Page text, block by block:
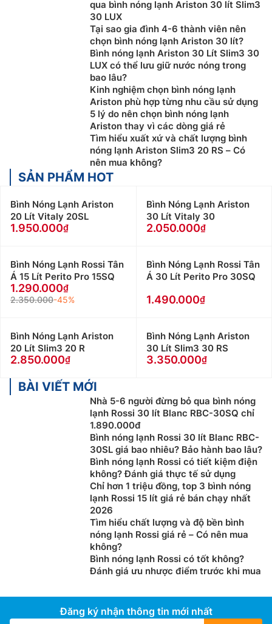
qua bình nóng lạnh Ariston 30 lít Slim3
30 LUX
Tại sao gia đình 4-6 thành viên nên
chọn bình nóng lạnh Ariston 30 lít?
Bình nóng lạnh Ariston 30 Lít Slim3 30
LUX có thể lưu giữ nước nóng trong
bao lâu?
Kinh nghiệm chọn bình nóng lạnh
Ariston phù hợp từng nhu cầu sử dụng
5 lý do nên chọn bình nóng lạnh
Ariston thay vì các dòng giá rẻ
Tìm hiểu xuất xứ và chất lượng bình
nóng lạnh Ariston Slim3 20 RS – Có
nên mua không?
SẢN PHẨM HOT
Bình Nóng Lạnh Ariston
20 Lít Vitaly 20SL
1.950.000
Bình Nóng Lạnh Ariston
30 Lít Vitaly 30
2.050.000
Bình Nóng Lạnh Rossi Tân
Á 15 Lít Perito Pro 15SQ
1.290.000
2.350.000-45%
Bình Nóng Lạnh Rossi Tân
Á 30 Lít Perito Pro 30SQ
1.490.000
Bình Nóng Lạnh Ariston
20 Lít Slim3 20 R
2.850.000
Bình Nóng Lạnh Ariston
30 Lít Slim3 30 RS
3.350.000
BÀI VIẾT MỚI
Nhà 5-6 người đừng bỏ qua bình nóng
lạnh Rossi 30 lít Blanc RBC-30SQ chỉ
1.890.000đ
Bình nóng lạnh Rossi 30 lít Blanc RBC-
30SL giá bao nhiêu? Bảo hành bao lâu?
Bình nóng lạnh Rossi có tiết kiệm điện
không? Đánh giá thực tế sử dụng
Chỉ hơn 1 triệu đồng, top 3 bình nóng
lạnh Rossi 15 lít giá rẻ bán chạy nhất
2026
Tìm hiểu chất lượng và độ bền bình
nóng lạnh Rossi giá rẻ – Có nên mua
không?
Bình nóng lạnh Rossi có tốt không?
Đánh giá ưu nhược điểm trước khi mua
Đăng ký nhận thông tin mới nhất